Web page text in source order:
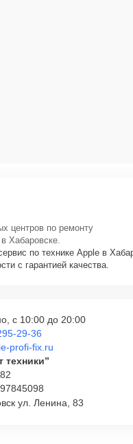
центров по ремонту
Хабаровске.
по технике Apple в
с гарантией качества.
ул. Ленина, 83
с 10:00 до 20:00
29-36
profi-fix.ru
техники”